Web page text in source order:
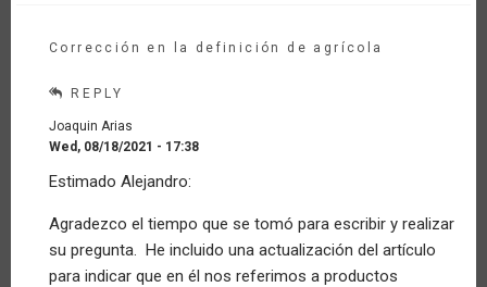
Corrección en la definición de agrícola
REPLY
Joaquin Arias
Wed, 08/18/2021 - 17:38
reply
Comentario
by
Anonymous
Estimado Alejandro:
Agradezco el tiempo que se tomó para escribir y realizar
su pregunta. He incluido una actualización del artículo
para indicar que en él nos referimos a productos